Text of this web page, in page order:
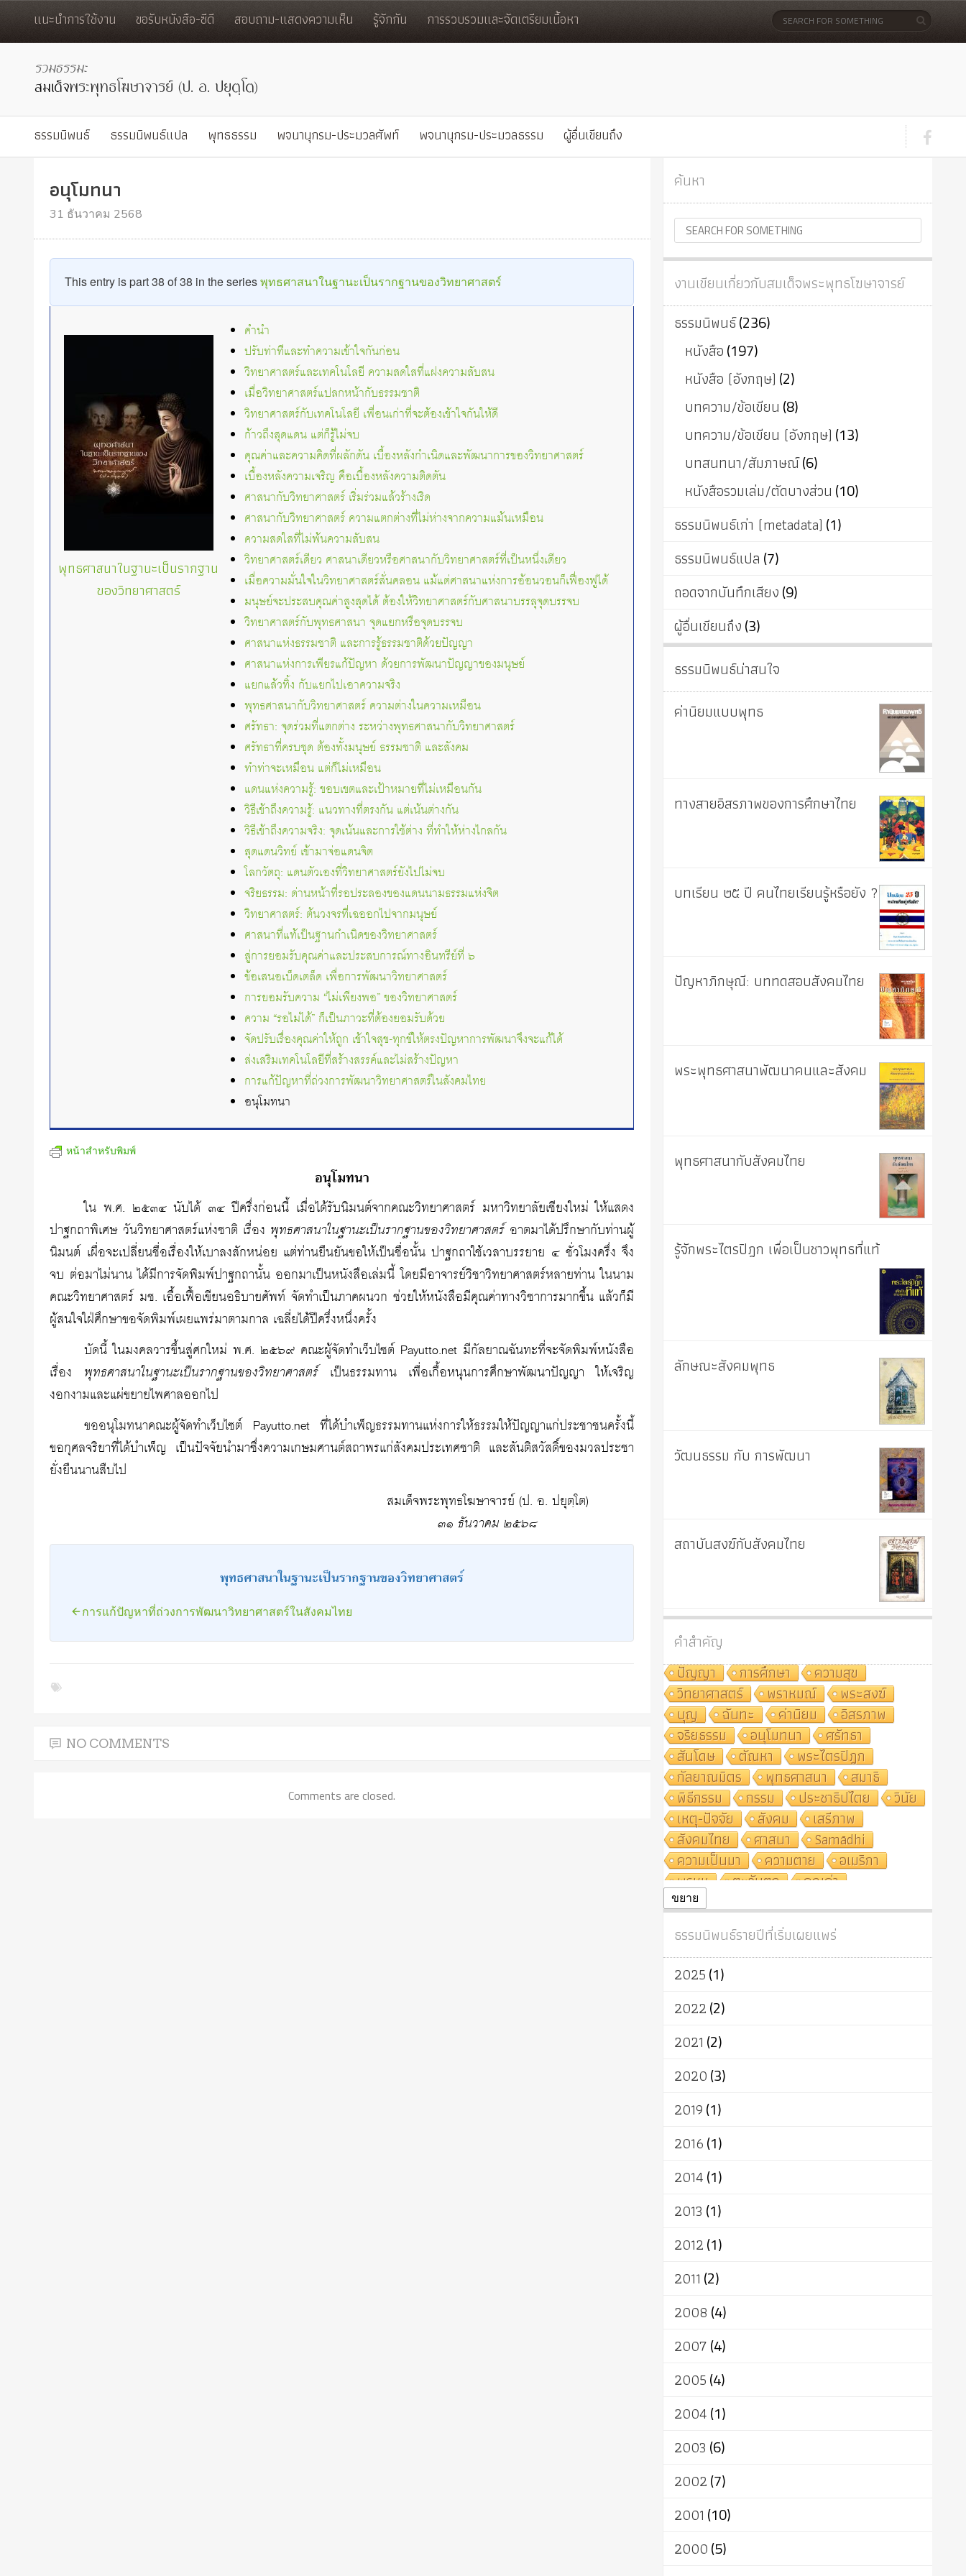
แนะนำการใช้งาน ขอรับหนังสือ-ซีดี สอบถาม-แสดงความเห็น รู้จักกัน การรวบรวมและจัดเตรียมเนื้อหา
ธรรมนิพนธ์ ธรรมนิพนธ์แปล พุทธธรรม พจนานุกรม-ประมวลศัพท์ พจนานุกรม-ประมวลธรรม ผู้อื่นเขียนถึง
อนุโมทนา
31 ธันวาคม 2568
This entry is part 38 of 38 in the seriesพุทธศาสนาในฐานะเป็นรากฐานของวิทยาศาสตร์
พุทธศาสนาในฐานะเป็นรากฐาน
ของวิทยาศาสตร์
คำนำ
ปรับท่าทีและทำความเข้าใจกันก่อน
วิทยาศาสตร์และเทคโนโลยี ความสดใสที่แฝงความสับสน
เมื่อวิทยาศาสตร์แปลกหน้ากับธรรมชาติ
วิทยาศาสตร์กับเทคโนโลยี เพื่อนเก่าที่จะต้องเข้าใจกันให้ดี
ก้าวถึงสุดแดน แต่ก็รู้ไม่จบ
คุณค่าและความคิดที่ผลักดัน เบื้องหลังกำเนิดและพัฒนาการของวิทยาศาสตร์
เบื้องหลังความเจริญ คือเบื้องหลังความติดตัน
ศาสนากับวิทยาศาสตร์ เริ่มร่วมแล้วร้างเริด
ศาสนากับวิทยาศาสตร์ ความแตกต่างที่ไม่ห่างจากความแม้นเหมือน
ความสดใสที่ไม่พ้นความสับสน
วิทยาศาสตร์เดียว ศาสนาเดียวหรือศาสนากับวิทยาศาสตร์ที่เป็นหนึ่งเดียว
เมื่อความมั่นใจในวิทยาศาสตร์สั่นคลอน แม้แต่ศาสนาแห่งการอ้อนวอนก็เฟื่องฟูได้
มนุษย์จะประสบคุณค่าสูงสุดได้ ต้องให้วิทยาศาสตร์กับศาสนาบรรลุจุดบรรจบ
วิทยาศาสตร์กับพุทธศาสนา จุดแยกหรือจุดบรรจบ
ศาสนาแห่งธรรมชาติ และการรู้ธรรมชาติด้วยปัญญา
ศาสนาแห่งการเพียรแก้ปัญหา ด้วยการพัฒนาปัญญาของมนุษย์
แยกแล้วทิ้ง กับแยกไปเอาความจริง
พุทธศาสนากับวิทยาศาสตร์ ความต่างในความเหมือน
ศรัทธา: จุดร่วมที่แตกต่าง ระหว่างพุทธศาสนากับวิทยาศาสตร์
ศรัทธาที่ครบชุด ต้องทั้งมนุษย์ ธรรมชาติ และสังคม
ทำท่าจะเหมือน แต่ก็ไม่เหมือน
แดนแห่งความรู้: ขอบเขตและเป้าหมายที่ไม่เหมือนกัน
วิธีเข้าถึงความรู้: แนวทางที่ตรงกัน แต่เน้นต่างกัน
วิธีเข้าถึงความจริง: จุดเน้นและการใช้ต่าง ที่ทำให้ห่างไกลกัน
สุดแดนวิทย์ เข้ามาจ่อแดนจิต
โลกวัตถุ: แดนตัวเองที่วิทยาศาสตร์ยังไปไม่จบ
จริยธรรม: ด่านหน้าที่รอประลองของแดนนามธรรมแห่งจิต
วิทยาศาสตร์: ต้นวงจรที่เฉออกไปจากมนุษย์
ศาสนาที่แท้เป็นฐานกำเนิดของวิทยาศาสตร์
สู่การยอมรับคุณค่าและประสบการณ์ทางอินทรีย์ที่ ๖
ข้อเสนอเบ็ดเตล็ด เพื่อการพัฒนาวิทยาศาสตร์
การยอมรับความ “ไม่เพียงพอ” ของวิทยาศาสตร์
ความ “รอไม่ได้” ก็เป็นภาวะที่ต้องยอมรับด้วย
จัดปรับเรื่องคุณค่าให้ถูก เข้าใจสุข-ทุกข์ให้ตรงปัญหาการพัฒนาจึงจะแก้ได้
ส่งเสริมเทคโนโลยีที่สร้างสรรค์และไม่สร้างปัญหา
การแก้ปัญหาที่ถ่วงการพัฒนาวิทยาศาสตร์ในสังคมไทย
อนุโมทนา
หน้าสำหรับพิมพ์
อนุโมทนา
ใน พ.ศ. ๒๕๓๔ นับได้ ๓๔ ปีครึ่งก่อนนี้ เมื่อได้รับนิมนต์จากคณะวิทยาศาสตร์ มหาวิทยาลัยเชียงใหม่ ให้แสดง
ปาฐกถาพิเศษ วันวิทยาศาสตร์แห่งชาติ เรื่อง พุทธศาสนาในฐานะเป็นรากฐานของวิทยาศาสตร์อาตมาได้ปรึกษากับท่านผู้
นิมนต์ เผื่อจะเปลี่ยนชื่อเรื่องให้เบาลงสักหน่อย แต่ท่านยืนยันขอให้เป็นชื่อนั้น ปาฐกถาใช้เวลาบรรยาย ๔ ชั่วโมงครึ่ง จึง
จบ ต่อมาไม่นาน ได้มีการจัดพิมพ์ปาฐกถานั้น ออกมาเป็นหนังสือเล่มนี้ โดยมีอาจารย์วิชาวิทยาศาสตร์หลายท่าน ในนาม
คณะวิทยาศาสตร์ มช. เอื้อเฟื้อเขียนอธิบายศัพท์ จัดทำเป็นภาคผนวก ช่วยให้หนังสือมีคุณค่าทางวิชาการมากขึ้น แล้วก็มี
ผู้สนใจใฝ่ศึกษาขอจัดพิมพ์เผยแพร่มาตามกาล เฉลี่ยได้ปีครึ่งหนึ่งครั้ง
บัดนี้ ในมงคลวารขึ้นสู่ศกใหม่ พ.ศ. ๒๕๖๙ คณะผู้จัดทำเว็บไซต์ Payutto.net มีกัลยาณฉันทะที่จะจัดพิมพ์หนังสือ
เรื่อง พุทธศาสนาในฐานะเป็นรากฐานของวิทยาศาสตร์เป็นธรรมทาน เพื่อเกื้อหนุนการศึกษาพัฒนาปัญญา ให้เจริญ
งอกงามและแผ่ขยายไพศาลออกไป
ขออนุโมทนาคณะผู้จัดทำเว็บไซต์ Payutto.net ที่ได้บำเพ็ญธรรมทานแห่งการให้ธรรมให้ปัญญาแก่ประชาชนครั้งนี้
ขอกุศลจริยาที่ได้บำเพ็ญ เป็นปัจจัยนำมาซึ่งความเกษมศานต์สถาพรแก่สังคมประเทศชาติ และสันติสวัสดิ์ของมวลประชา
ยั่งยืนนานสืบไป
สมเด็จพระพุทธโฆษาจารย์ (ป. อ. ปยุตฺโต)
๓๑ ธันวาคม ๒๕๖๘
พุทธศาสนาในฐานะเป็นรากฐานของวิทยาศาสตร์
การแก้ปัญหาที่ถ่วงการพัฒนาวิทยาศาสตร์ในสังคมไทย
NO COMMENTS
Comments are closed.
ค้นหา
งานเขียนเกี่ยวกับสมเด็จพระพุทธโฆษาจารย์
ธรรมนิพนธ์(236)
หนังสือ(197)
หนังสือ (อังกฤษ) (2)
บทความ/ข้อเขียน (8)
บทความ/ข้อเขียน (อังกฤษ) (13)
บทสนทนา/สัมภาษณ์(6)
หนังสือรวมเล่ม/ตัดบางส่วน (10)
ธรรมนิพนธ์เก่า (metadata) (1)
ธรรมนิพนธ์แปล (7)
ถอดจากบันทึกเสียง(9)
ผู้อื่นเขียนถึง(3)
ธรรมนิพนธ์น่าสนใจ
ค่านิยมแบบพุทธ
ทางสายอิสรภาพของการศึกษาไทย
บทเรียน ๒๕ ปี คนไทยเรียนรู้หรือยัง ?
ปัญหาภิกษุณี: บททดสอบสังคมไทย
พระพุทธศาสนาพัฒนาคนและสังคม
พุทธศาสนากับสังคมไทย
รู้จักพระไตรปิฎก เพื่อเป็นชาวพุทธที่แท้
ลักษณะสังคมพุทธ
วัฒนธรรม กับ การพัฒนา
สถาบันสงฆ์กับสังคมไทย
คำสำคัญ
ปัญญา
การศึกษา
ความสุข
วิทยาศาสตร์
พราหมณ์
พระสงฆ์
บุญ
ฉันทะ ค่านิยม
อิสรภาพ
จริยธรรม
อนุโมทนา
ศรัทธา
สันโดษ
ตัณหา
พระไตรปิฎก
กัลยาณมิตร
พุทธศาสนา
สมาธิ
พิธีกรรม
กรรม ประชาธิปไตย
วินัย
เหตุ-ปัจจัย
สังคม
เสรีภาพ
สังคมไทย
ศาสนา
Samādhi
ความเป็นมา
ความตาย
อเมริกา
พรหม
ตะวันตก
คุณค่า
ปฏิจจสมุปบาท
ศาสนาประจำชาติ
ผู้บริโภค
ธรรมาธิปไตย
การแยกรัฐกับศาสนา
ธรรมชาติ
เทคโนโลยี
พุทธบริษัท
วัฒนธรรม
ขยาย
ธรรมนิพนธ์รายปีที่เริ่มเผยแพร่
2025(1)
2022(2)
2021 (2)
2020(3)
2019(1)
2016(1)
2014(1)
2013 (1)
2012(1)
2011 (2)
2008 (4)
2007(4)
2005(4)
2004(1)
2003 (6)
2002(7)
2001 (10)
2000(5)